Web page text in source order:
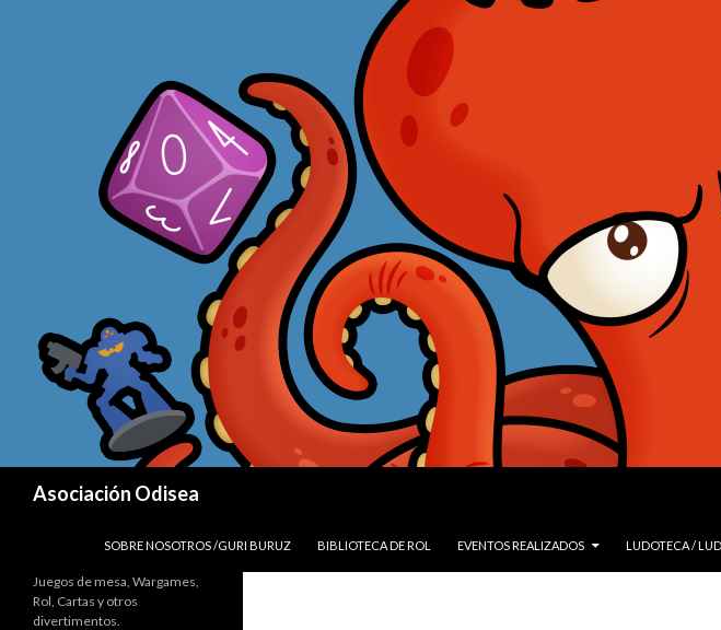
Asociación Odisea
SOBRE NOSOTROS /GURI BURUZ
BIBLIOTECA DE ROL EVENTOS REALIZADOS LUDOTECA /
Juegos de mesa, Wargames,
Rol, Cartas y otros
divertimentos.